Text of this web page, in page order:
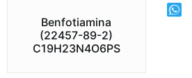
Benfotiamina
(22457-89-2)
C19H23N4O6PS